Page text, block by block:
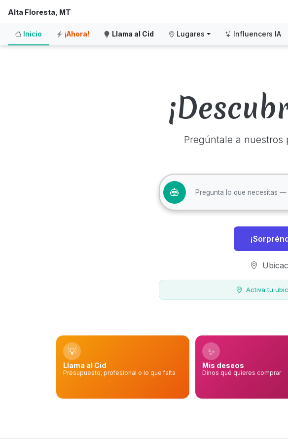
Alta Floresta, MT
Inicio ¡Ahora! Llama al Cid Lugares Influencers IA
Pregúntale a nuestros
Activa tu
💡
Llama al Cid
Presupuesto, profesional o lo que falta
✨
Mis deseos
Dinos qué quieres comprar